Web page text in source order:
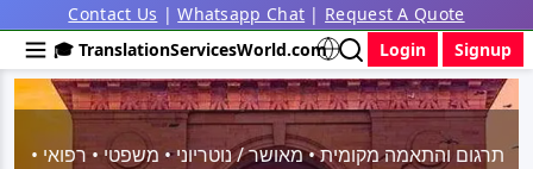
Contact Us |Whatsapp Chat | Request A Quote
🎓 TranslationServicesWorld.com
Login Signup
תרגום והתאמה מקומית • מאושר / נוטריוני • משפטי • רפואי •